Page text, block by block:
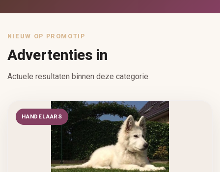
NIEUW OP PROMOTIP
Advertenties in
Actuele resultaten binnen deze categorie.
HANDELAARS